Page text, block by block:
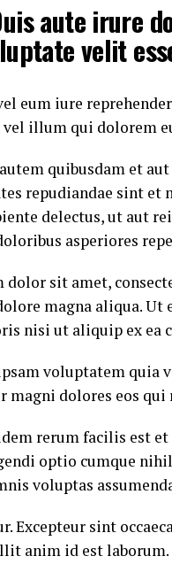
aute irure
velit
eum iure
vel illum qui dolorem
quibusdam et
repudiandae sint et
delectus, ut aut
asperiores
dolor sit amet,
magna aliqua.
nisi ut aliquip ex ea
voluptatem quia
magni dolores eos
rerum facilis est
optio cumque
voluptas
Excepteur sint
anim id est laborum.